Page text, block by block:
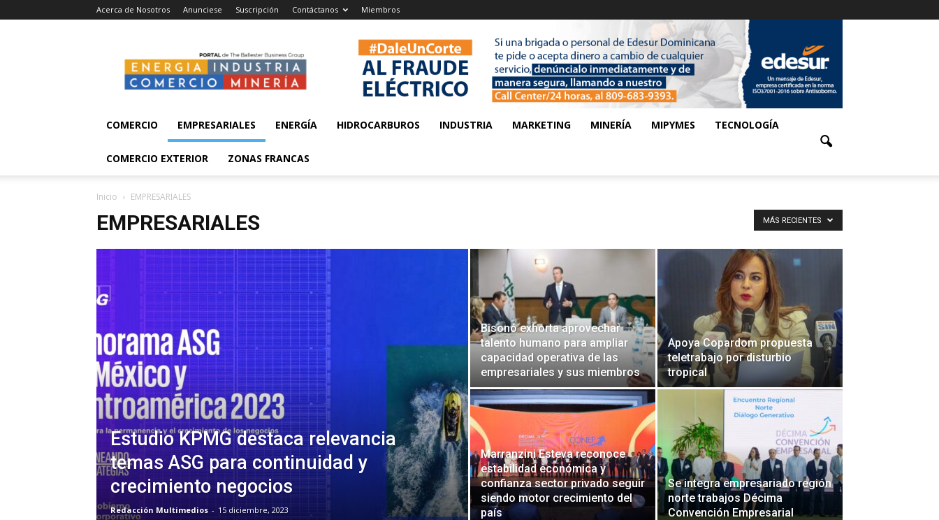
Acerca de Nosotros Anunciese Suscripción Contáctanos Miembros
Industria,
Comercio
y
COMERCIO
EMPRESARIALES ENERGÍA HIDROCARBUROS INDUSTRIA MARKETING MINERÍA MIPYMES TECNOLOGÍA
COMERCIO EXTERIOR ZONAS FRANCAS
Inicio EMPRESARIALES
EMPRESARIALES MÁS RECIENTES
Estudio KPMG destaca relevancia
temas ASG para continuidad y
crecimiento negocios
Redacción Multimedios - 15 diciembre, 2023
Bisonó exhorta aprovechar
talento humano para ampliar
capacidad operativa de las
empresariales y sus miembros
Apoya Copardom propuesta
teletrabajo por disturbio
tropical
Marranzini Esteva reconoce
estabilidad económica y
confianza sector privado seguir
siendo motor crecimiento del
país
Se integra empresariado región
norte trabajos Décima
Convención Empresarial